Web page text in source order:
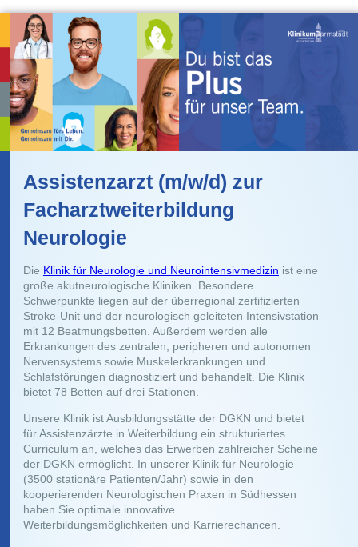
Assistenzarzt (m/w/d) zur
Facharztweiterbildung
Neurologie
Die Klinik für Neurologie und Neurointensivmedizin ist eine
große akutneurologische Kliniken. Besondere
Schwerpunkte liegen auf der überregional zertifizierten
Stroke-Unit und der neurologisch geleiteten Intensivstation
mit 12 Beatmungsbetten. Außerdem werden alle
Erkrankungen des zentralen, peripheren und autonomen
Nervensystems sowie Muskelerkrankungen und
Schlafstörungen diagnostiziert und behandelt. Die Klinik
bietet 78 Betten auf drei Stationen.
Unsere Klinik ist Ausbildungsstätte der DGKN und bietet
für Assistenzärzte in Weiterbildung ein strukturiertes
Curriculum an, welches das Erwerben zahlreicher Scheine
der DGKN ermöglicht. In unserer Klinik für Neurologie
(3500 stationäre Patienten/Jahr) sowie in den
kooperierenden Neurologischen Praxen in Südhessen
haben Sie optimale innovative
Weiterbildungsmöglichkeiten und Karrierechancen.